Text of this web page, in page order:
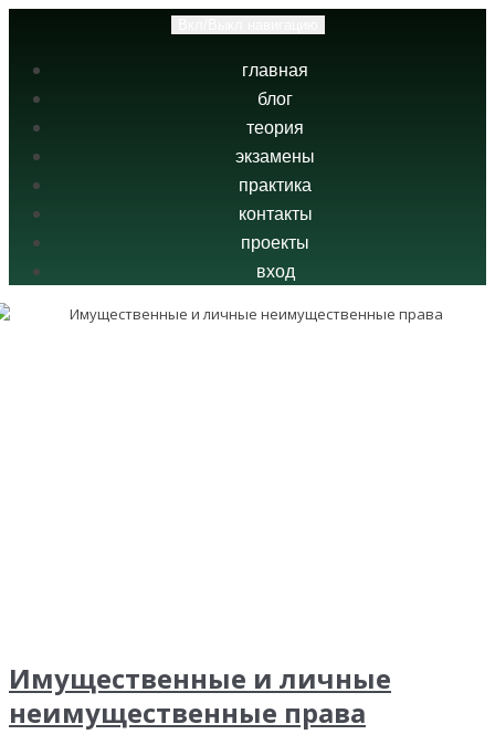
главная
блог
теория
экзамены
практика
контакты
проекты
вход
Имущественные и личные
неимущественные права